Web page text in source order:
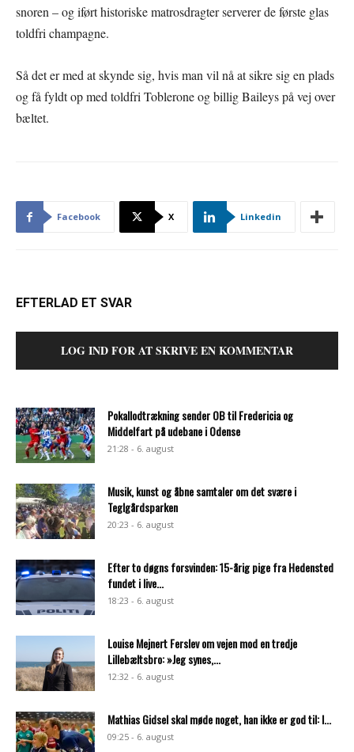
snoren – og iført historiske matrosdragter serverer de første glas
toldfri champagne.
Så det er med at skynde sig, hvis man vil nå at sikre sig en plads
og få fyldt op med toldfri Toblerone og billig Baileys på vej over
bæltet.
Facebook X Linkedin
EFTERLAD ET SVAR
LOG IND FOR AT SKRIVE EN KOMMENTAR
Pokallodtrækning sender OB til Fredericia og
Middelfart på udebane i Odense
21:28 - 6. august
Musik, kunst og åbne samtaler om det svære i
Teglgårdsparken
20:23 - 6. august
Efter to døgns forsvinden: 15-årig pige fra Hedensted
fundet i live...
18:23 - 6. august
Louise Mejnert Ferslev om vejen mod en tredje
Lillebæltsbro: »Jeg synes,...
12:32 - 6. august
Mathias Gidsel skal møde noget, han ikke er god til: I...
09:25 - 6. august